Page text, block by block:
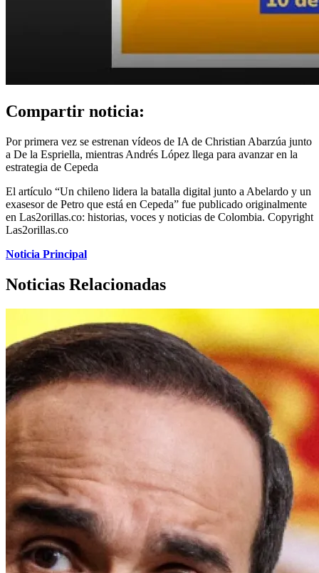
Compartir noticia:
Por primera vez se estrenan vídeos de IA de Christian Abarzúa junto
a De la Espriella, mientras Andrés López llega para avanzar en la
estrategia de Cepeda
El artículo “Un chileno lidera la batalla digital junto a Abelardo y un
exasesor de Petro que está en Cepeda” fue publicado originalmente
en Las2orillas.co: historias, voces y noticias de Colombia. Copyright
Las2orillas.co
Noticia Principal
Noticias Relacionadas